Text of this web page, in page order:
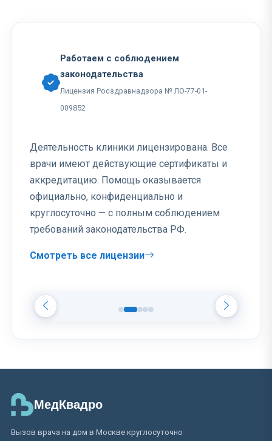
Работаем с соблюдением
законодательства
Лицензия Росздравнадзора № ЛО-77-01-
009852
Деятельность клиники лицензирована. Все
врачи имеют действующие сертификаты и
аккредитацию. Помощь оказывается
официально, конфиденциально и
круглосуточно — с полным соблюдением
требований законодательства РФ.
Смотреть все лицензии
МедКвадро
Вызов врача на дом в Москве круглосуточно